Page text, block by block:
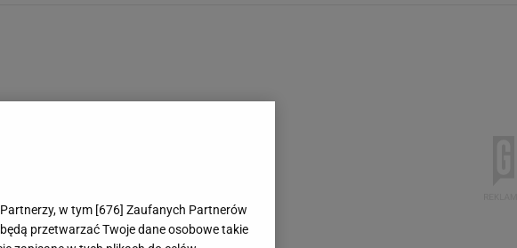
w tym [676] Zaufanych Partnerów
przetwarzać Twoje dane osobowe takie